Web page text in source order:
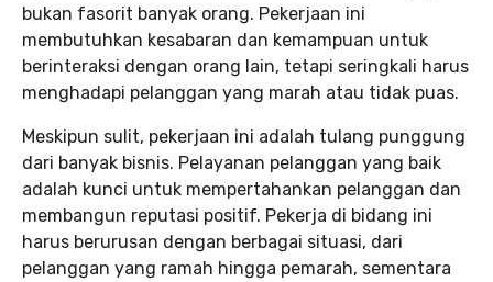
bukan fasorit banyak orang. Pekerjaan ini
membutuhkan kesabaran dan kemampuan untuk
berinteraksi dengan orang lain, tetapi seringkali harus
menghadapi pelanggan yang marah atau tidak puas.
Meskipun sulit, pekerjaan ini adalah tulang punggung
dari banyak bisnis. Pelayanan pelanggan yang baik
adalah kunci untuk mempertahankan pelanggan dan
membangun reputasi positif. Pekerja di bidang ini
harus berurusan dengan berbagai situasi, dari
pelanggan yang ramah hingga pemarah, sementara